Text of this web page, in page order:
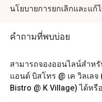
นโยบายการยกเลิกและแก้
คำถามที่พบบ่อย
สามารถจองออนไลน์สำห
แอนด์ บิสโทร @ เค วิลเล
Bistro @ K Village) ได้หรื